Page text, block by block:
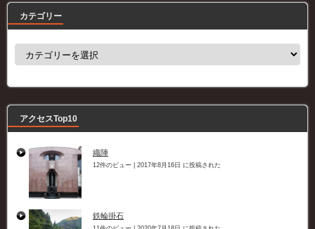
カテゴリー
カ
ー
アクセスTop10
織陣
12件のビュー 2017年8月16日 に投稿された
鉄輪掛石